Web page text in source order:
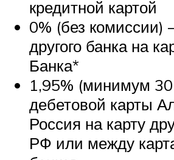
кредитной картой
0% (без комиссии)
другого банка на
Банка*
1,95% (минимум 30
дебетовой карты
Россия на карту
РФ или между